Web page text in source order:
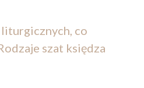
co
szat księdza